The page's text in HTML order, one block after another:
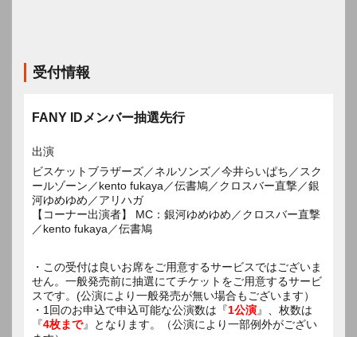
受付情報
FANY IDメンバー抽選先行
出演
ビスケットブラザーズ／ネルソンズ／今井らいぱち／スク
ールゾーン／kento fukaya／伝書鳩／クロスバー直撃／銀
河ゆめゆめ／アリハガ
【コーナー出演者】 MC：銀河ゆめゆめ／クロスバー直撃
／kento fukaya／伝書鳩
・この受付は良いお席をご用意するサービスではございま
せん。一般発売前に抽選にてチケットをご用意するサービ
スです。(公演により一般発売が無い場合もございます）
・1回のお申込で申込可能な公演数は『1公演』、枚数は
『4枚まで』となります。（公演により一部例外がござい